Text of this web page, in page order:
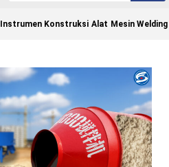
Instrumen Konstruksi Alat Mesin Welding